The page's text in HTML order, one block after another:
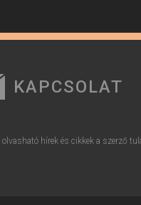
KAPCSOLAT
olvasható hírek és cikkek a szerző